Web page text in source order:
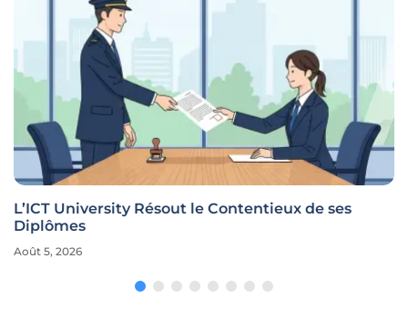
L’ICT University Résout le Contentieux de ses
Diplômes
Août 5, 2026